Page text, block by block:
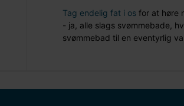
Tag endelig fat i os for at høre
- ja, alle slags svømmebade,
svømmebad til en eventyrlig